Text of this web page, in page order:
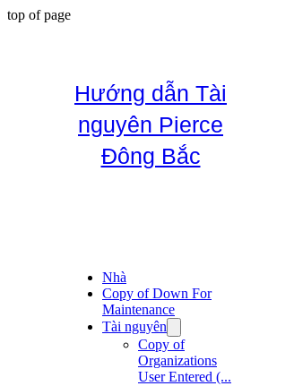
top of page
Hướng dẫn Tài
nguyên Pierce
Đông Bắc
Nhà
Copy of Down For
Maintenance
Tài nguyên
Copy of
Organizations
User Entered (...